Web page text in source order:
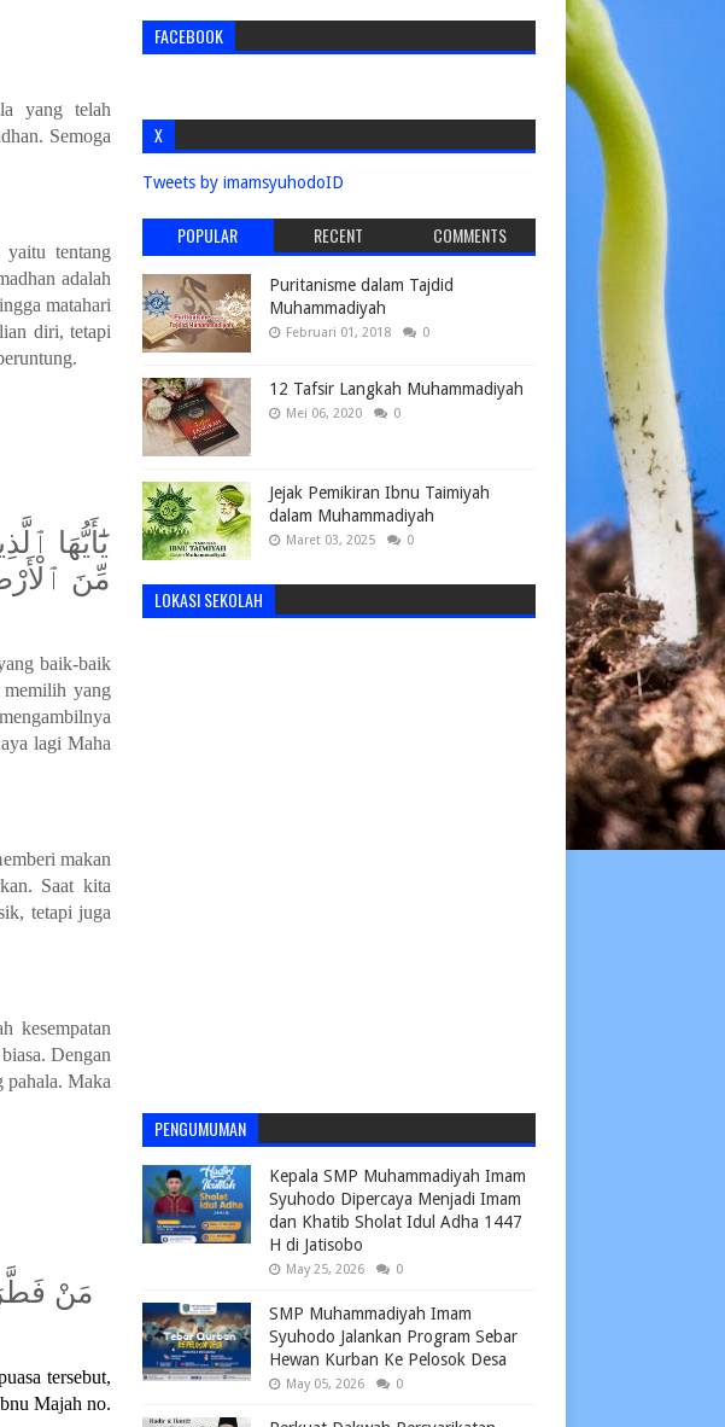
yang telah
han. Semoga
tentang
han adalah
matahari
diri, tetapi
يَٰٓأَيُّهَا
مِّنَ
baik-baik
yang
lagi Maha
emberi makan
Saat kita
tetapi juga
kesempatan
Dengan
pahala. Maka
مَنْ
tersebut,
Majah no.
FACEBOOK
X
Tweets by imamsyuhodoID
POPULAR RECENT COMMENTS
Puritanisme dalam Tajdid
Muhammadiyah
Februari 01, 2018 0
12 Tafsir Langkah Muhammadiyah
Mei 06, 2020 0
Jejak Pemikiran Ibnu Taimiyah
dalam Muhammadiyah
Maret 03, 2025 0
LOKASI SEKOLAH
PENGUMUMAN
Kepala SMP Muhammadiyah Imam
Syuhodo Dipercaya Menjadi Imam
dan Khatib Sholat Idul Adha 1447
H di Jatisobo
May 25, 2026 0
SMP Muhammadiyah Imam
Syuhodo Jalankan Program Sebar
Hewan Kurban Ke Pelosok Desa
May 05, 2026 0